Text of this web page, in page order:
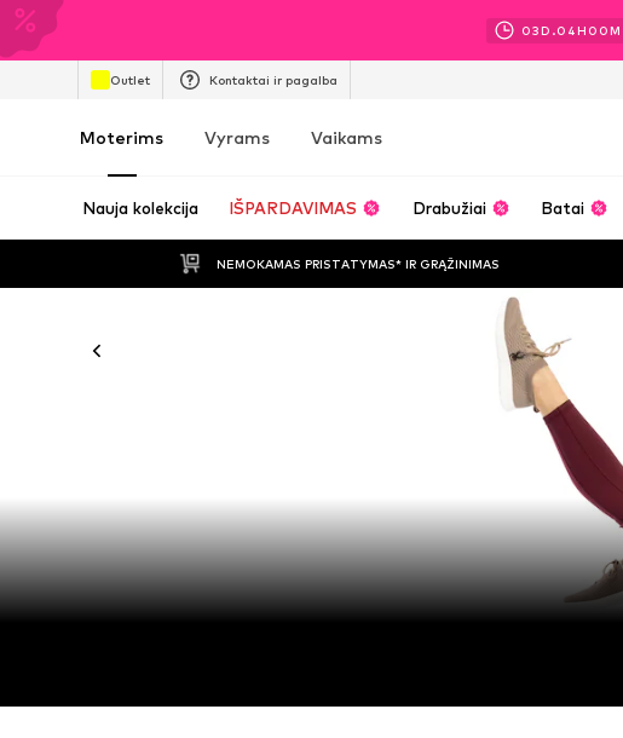
03D.04H 00M
Outlet Kontaktai ir pagalba
Moterims Vyrams Vaikams
Nauja kolekcija IŠPARDAVIMAS Drabužiai Batai
NEMOKAMAS PRISTATYMAS* IR GRĄŽINIMAS